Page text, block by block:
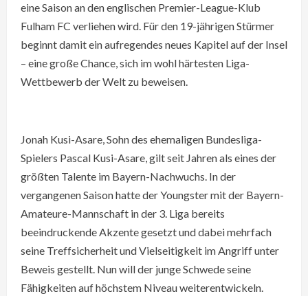
eine Saison an den englischen Premier-League-Klub
Fulham FC verliehen wird. Für den 19-jährigen Stürmer
beginnt damit ein aufregendes neues Kapitel auf der Insel
– eine große Chance, sich im wohl härtesten Liga-
Wettbewerb der Welt zu beweisen.
Jonah Kusi-Asare, Sohn des ehemaligen Bundesliga-
Spielers Pascal Kusi-Asare, gilt seit Jahren als eines der
größten Talente im Bayern-Nachwuchs. In der
vergangenen Saison hatte der Youngster mit der Bayern-
Amateure-Mannschaft in der 3. Liga bereits
beeindruckende Akzente gesetzt und dabei mehrfach
seine Treffsicherheit und Vielseitigkeit im Angriff unter
Beweis gestellt. Nun will der junge Schwede seine
Fähigkeiten auf höchstem Niveau weiterentwickeln.